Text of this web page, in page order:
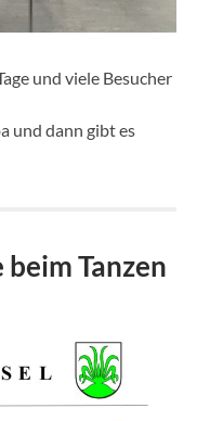
und viele Besucher
und dann gibt es
Tanzen